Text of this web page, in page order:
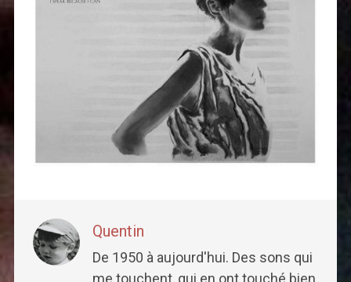
Quentin
De 1950 à aujourd'hui. Des sons qui
me touchent, qui en ont touché bien